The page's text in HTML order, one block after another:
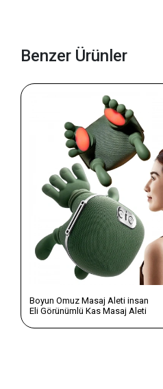
Benzer Ürünler
Boyun Omuz Masaj Aleti insan
Eli Görünümlü Kas Masaj Aleti